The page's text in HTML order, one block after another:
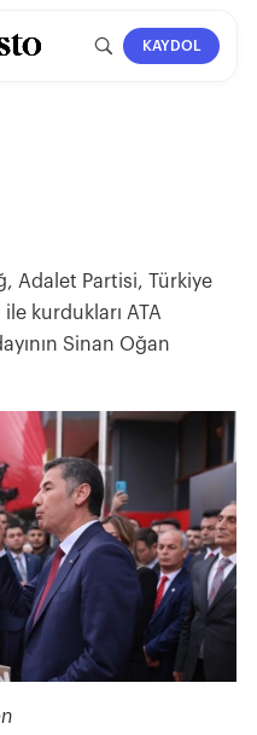
KAYDOL
Adalet Partisi, Türkiye
kurdukları ATA
Sinan Oğan